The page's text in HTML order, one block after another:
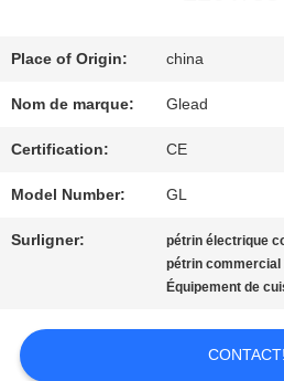
SPECTACLE
VR
À
PROPOS
DE
VISITE
Place of Origin: china
Nom de marque: Glead
Certification: CE
Model Number: GL
Surligner: pétrin électrique
pétrin commercial
Équipement de
CONTACT!